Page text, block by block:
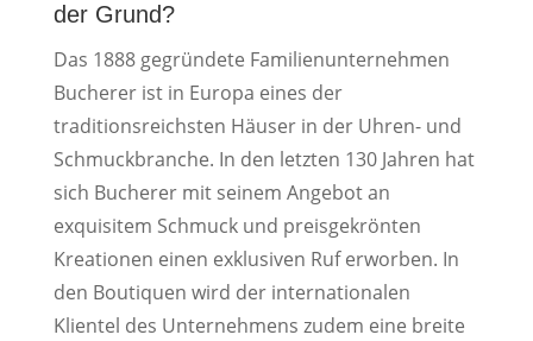
der Grund?
Das 1888 gegründete Familienunternehmen
Bucherer ist in Europa eines der
traditionsreichsten Häuser in der Uhren- und
Schmuckbranche. In den letzten 130 Jahren hat
sich Bucherer mit seinem Angebot an
exquisitem Schmuck und preisgekrönten
Kreationen einen exklusiven Ruf erworben. In
den Boutiquen wird der internationalen
Klientel des Unternehmens zudem eine breite